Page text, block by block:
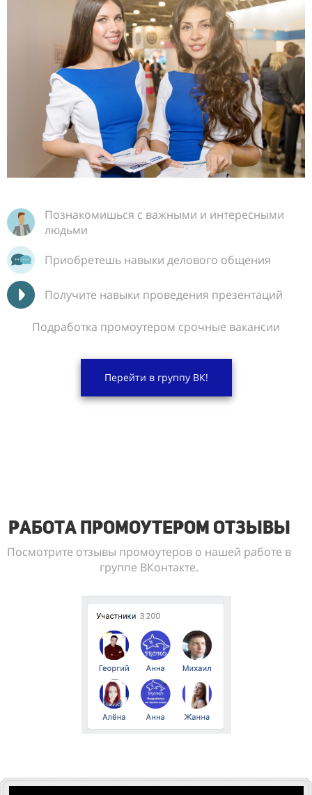
Познакомишься с важными и интересными
людьми
Приобретешь навыки делового общения
Получите навыки проведения презентаций
Подработка промоутером срочные вакансии
Перейти в группу ВК!
Работа промоутером отзывы
Посмотрите отзывы промоутеров о нашей работе в
группе ВКонтакте.